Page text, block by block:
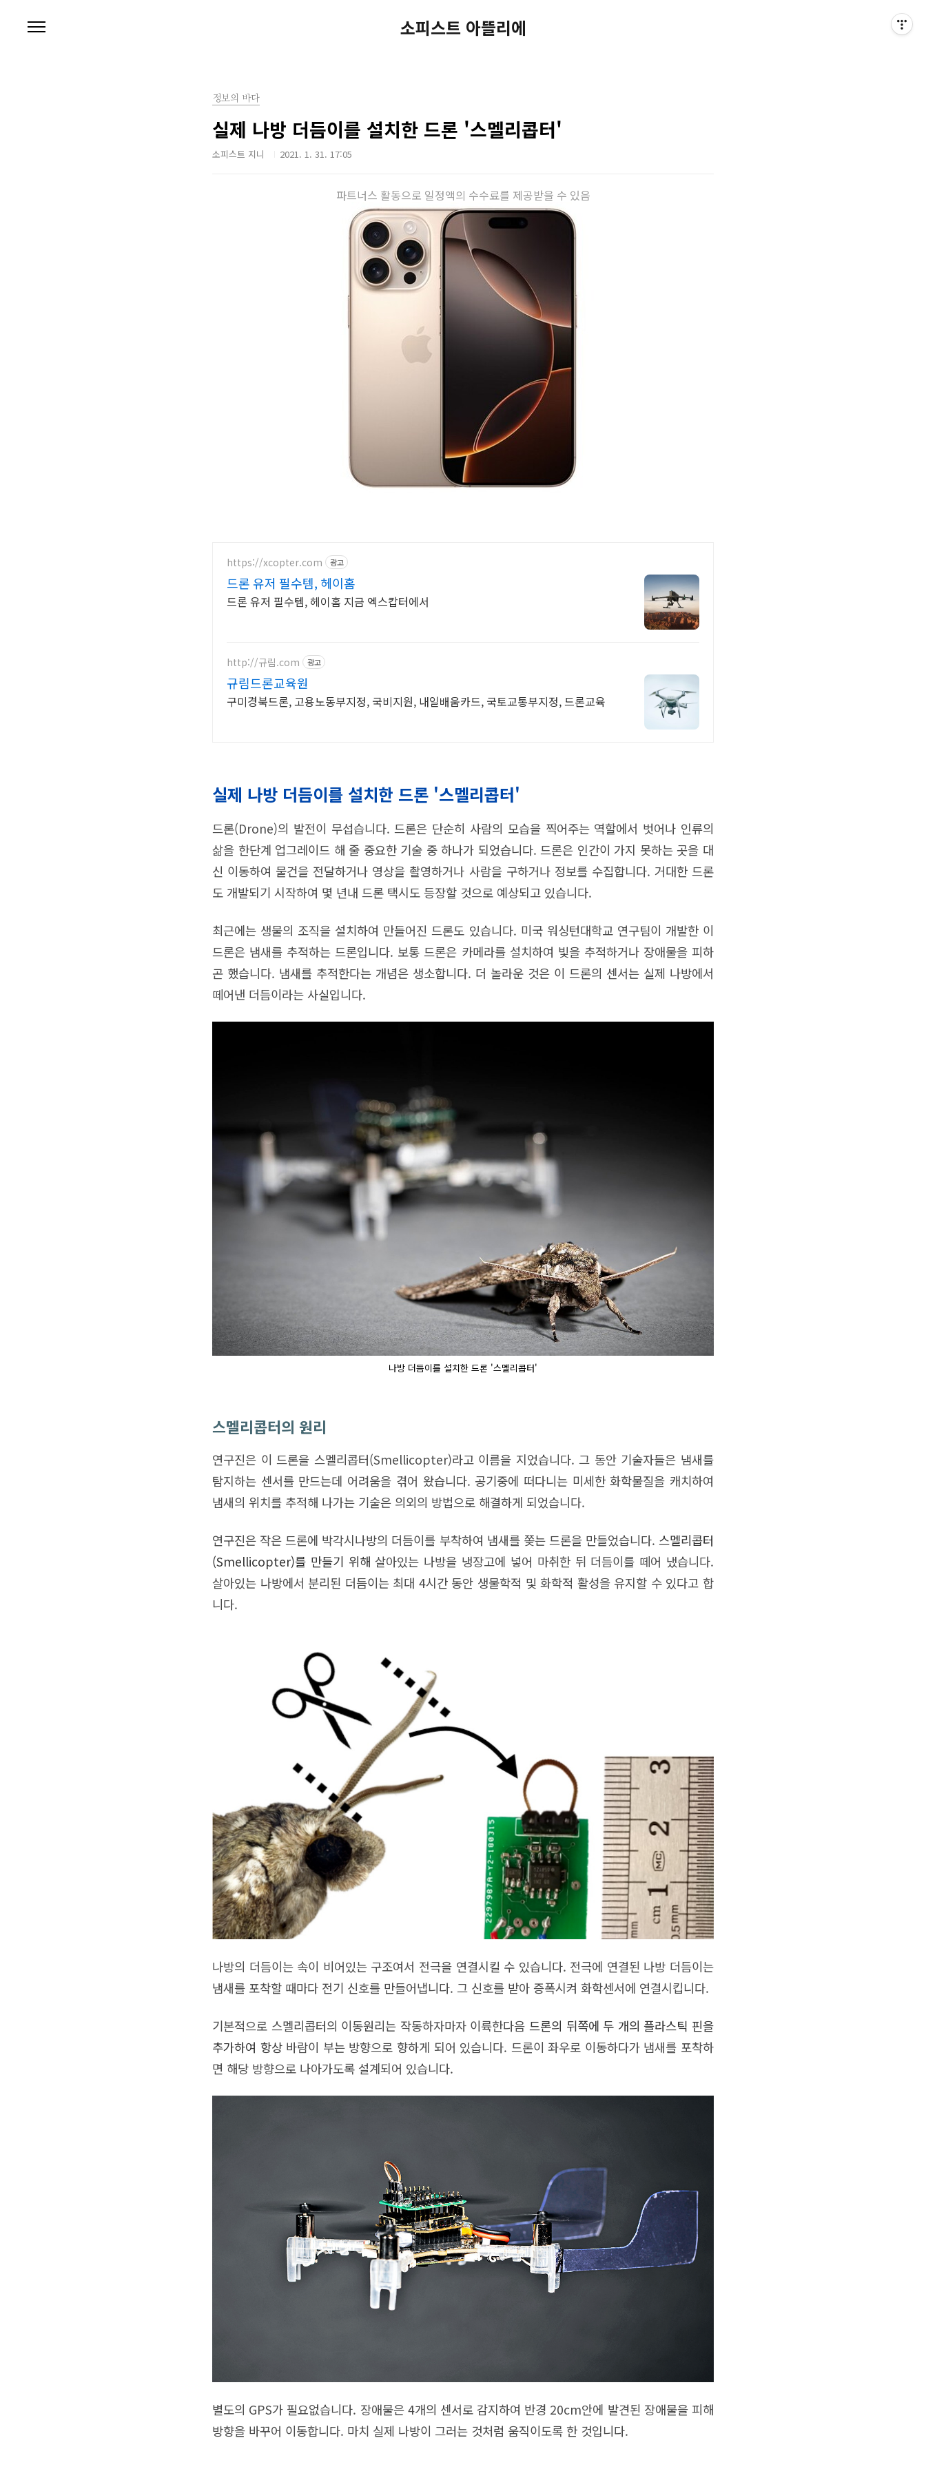
소피스트 아뜰리에
정보의 바다
실제 나방 더듬이를 설치한 드론 '스멜리콥터'
소피스트 지니 2021. 1. 31. 17:05
https://xcopter.com 광고
드론 유저 필수템, 헤이홈
드론 유저 필수템, 헤이홈 지금 엑스캅터에서
http://규림.com 광고
규림드론교육원
구미경북드론, 고용노동부지정, 국비지원, 내일배움카드, 국토교통부지정, 드론교육
실제 나방 더듬이를 설치한 드론 '스멜리콥터'
드론(Drone)의 발전이 무섭습니다. 드론은 단순히 사람의 모습을 찍어주는 역할에서 벗어나 인류의
삶을 한단계 업그레이드 해 줄 중요한 기술 중 하나가 되었습니다. 드론은 인간이 가지 못하는 곳을 대
신 이동하여 물건을 전달하거나 영상을 촬영하거나 사람을 구하거나 정보를 수집합니다. 거대한 드론
도 개발되기 시작하여 몇 년내 드론 택시도 등장할 것으로 예상되고 있습니다.
최근에는 생물의 조직을 설치하여 만들어진 드론도 있습니다. 미국 워싱턴대학교 연구팀이 개발한 이
드론은 냄새를 추적하는 드론입니다. 보통 드론은 카메라를 설치하여 빛을 추적하거나 장애물을 피하
곤 했습니다. 냄새를 추적한다는 개념은 생소합니다. 더 놀라운 것은 이 드론의 센서는 실제 나방에서
떼어낸 더듬이라는 사실입니다.
나방 더듬이를 설치한 드론 '스멜리콥터'
스멜리콥터의 원리
연구진은 이 드론을 스멜리콥터(Smellicopter)라고 이름을 지었습니다. 그 동안 기술자들은 냄새를
탐지하는 센서를 만드는데 어려움을 겪어 왔습니다. 공기중에 떠다니는 미세한 화학물질을 캐치하여
냄새의 위치를 추적해 나가는 기술은 의외의 방법으로 해결하게 되었습니다.
연구진은 작은 드론에 박각시나방의 더듬이를 부착하여 냄새를 쫒는 드론을 만들었습니다. 스멜리콥터
(Smellicopter)를 만들기 위해살아있는 나방을 냉장고에 넣어 마취한 뒤 더듬이를 떼어 냈습니다.
살아있는 나방에서 분리된 더듬이는 최대 4시간 동안 생물학적 및 화학적 활성을 유지할 수 있다고 합
니다.
나방의 더듬이는 속이 비어있는 구조여서 전극을 연결시킬 수 있습니다. 전극에 연결된 나방 더듬이는
냄새를 포착할 때마다 전기 신호를 만들어냅니다. 그 신호를 받아 증폭시켜 화학센서에 연결시킵니다.
기본적으로 스멜리콥터의 이동원리는 작동하자마자 이륙한다음 드론의 뒤쪽에 두 개의 플라스틱 핀을
추가하여 항상 바람이 부는 방향으로 향하게 되어 있습니다. 드론이 좌우로 이동하다가 냄새를 포착하
면 해당 방향으로 나아가도록 설계되어 있습니다.
별도의 GPS가 필요없습니다. 장애물은 4개의 센서로 감지하여 반경 20cm안에 발견된 장애물을 피해
방향을 바꾸어 이동합니다. 마치 실제 나방이 그러는 것처럼 움직이도록 한 것입니다.